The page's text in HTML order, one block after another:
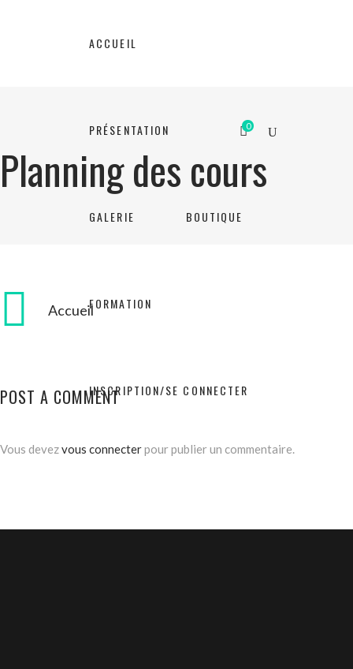
ACCUEIL
PRÉSENTATION
GALERIE BOUTIQUE
FORMATION
INSCRIPTION/SE CONNECTER
0
Planning des cours
Accueil
POST A COMMENT
Vous devezvous connecterpour publier un commentaire.